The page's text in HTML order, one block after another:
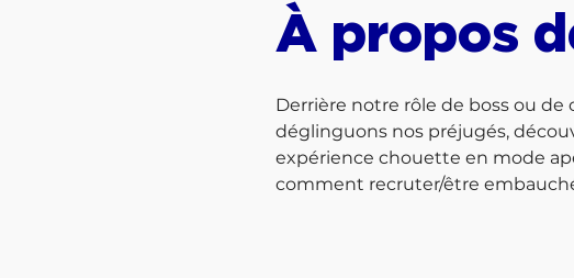
À propos
Derrière notre rôle de boss ou de
déglinguons nos préjugés,
expérience chouette en mode
comment recruter/être